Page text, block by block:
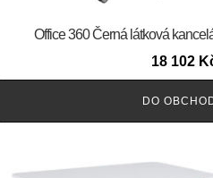
Office 360 Černá látková
18 102
DO